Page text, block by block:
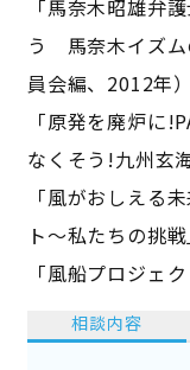
「馬奈木昭雄弁
う 馬奈木イズム
員会編、2012年）
「原発を廃炉に
なくそう!九州玄
「風がおしえる
ト〜私たちの挑
「風船プロジェ
相談内容